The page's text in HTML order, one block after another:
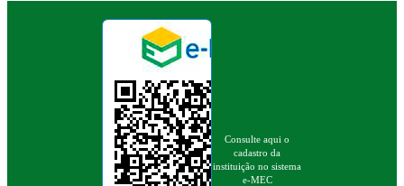
Consulte aqui o
cadastro da
instituição no sistema
e-MEC